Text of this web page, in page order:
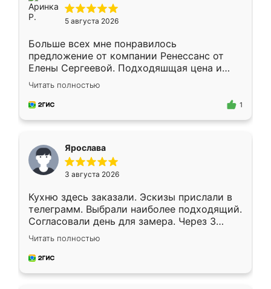
5 августа 2026
Больше всех мне понравилось
предложение от компании Ренессанс от
Елены Сергеевой. Подходяшщая цена и
короткие сроки изготовления. Приехавший
для замера сотрудник Владислав
предложил по моему эскизу самый
Читать полностью
1
Ярослава
3 августа 2026
Кухню здесь заказали. Эскизы прислали в
телеграмм. Выбрали наиболее подходящий.
Согласовали день для замера. Через 3
недели кухня была уже готова. Остались
довольны работой. Спасибо Ренессанс
мебель за качественную работу!
Читать полностью